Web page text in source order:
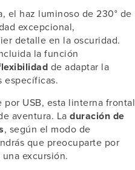
el haz luminoso de 230° de
excepcional,
detalle en la oscuridad.
la función
de adaptar la
específicas.
por USB, esta linterna frontal
aventura. La duración de
, según el modo de
que preocuparte por
excursión.